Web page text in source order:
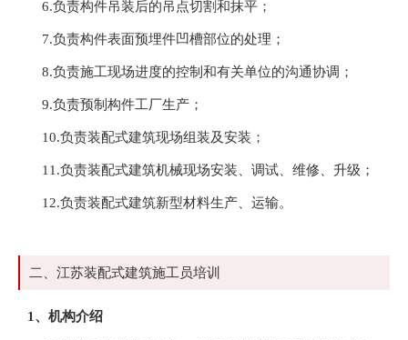
6.负责构件吊装后的吊点切割和抹平；
7.负责构件表面预埋件凹槽部位的处理；
8.负责施工现场进度的控制和有关单位的沟通协调；
9.负责预制构件工厂生产；
10.负责装配式建筑现场组装及安装；
11.负责装配式建筑机械现场安装、调试、维修、升级；
12.负责装配式建筑新型材料生产、运输。
二、江苏装配式建筑施工员培训
1、机构介绍